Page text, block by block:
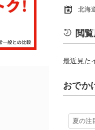
北海
閲
最近見た
おでか
夏の注